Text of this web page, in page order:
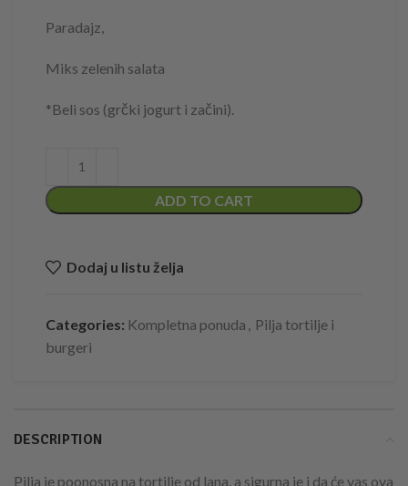
Paradajz,
Miks zelenih salata
*Beli sos (grčki jogurt i začini).
ADD TO CART
Dodaj u listu želja
Categories: Kompletna ponuda
Pilja tortilje i
burgeri
DESCRIPTION
Pilja je poonosna na tortilje od lana, a sigurna je i da će vas ova